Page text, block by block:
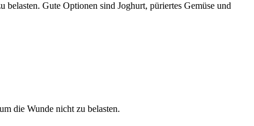
Gute Optionen sind Joghurt, püriertes Gemüse und
die Wunde nicht zu belasten.